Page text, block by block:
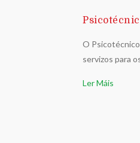
O
servizos para
Ler Máis